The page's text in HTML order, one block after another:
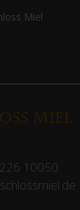
Miel
Miel
10050